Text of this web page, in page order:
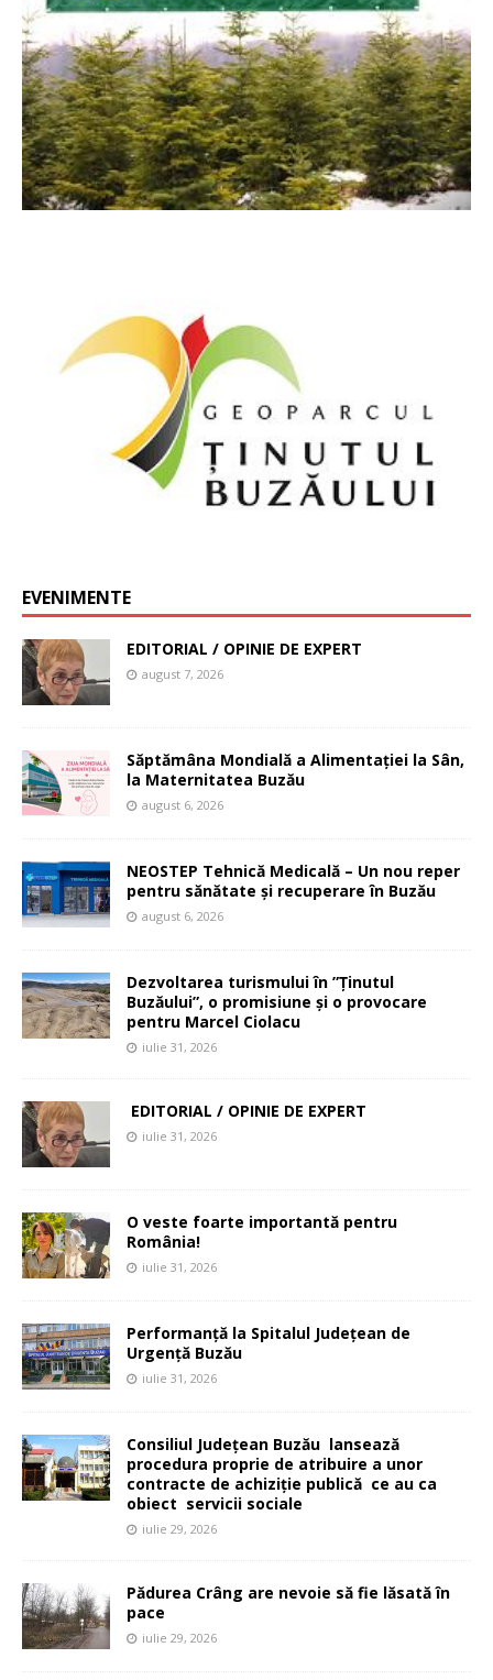
EVENIMENTE
EDITORIAL / OPINIE DE EXPERT
august 7, 2026
Săptămâna Mondială a Alimentației la Sân,
la Maternitatea Buzău
august 6, 2026
NEOSTEP Tehnică Medicală – Un nou reper
pentru sănătate și recuperare în Buzău
august 6, 2026
Dezvoltarea turismului în ”Ținutul
Buzăului”, o promisiune și o provocare
pentru Marcel Ciolacu
iulie 31, 2026
EDITORIAL / OPINIE DE EXPERT
iulie 31, 2026
O veste foarte importantă pentru
România!
iulie 31, 2026
Performanță la Spitalul Județean de
Urgență Buzău
iulie 31, 2026
Consiliul Județean Buzău lansează
procedura proprie de atribuire a unor
contracte de achiziție publică ce au ca
obiect servicii sociale
iulie 29, 2026
Pădurea Crâng are nevoie să fie lăsată în
pace
iulie 29, 2026